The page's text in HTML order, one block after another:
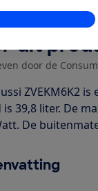
aanpassen
dit
door de
ZVEKM6K2
39,8 liter. De
De